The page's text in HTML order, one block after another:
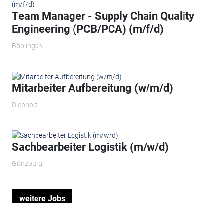
Team Manager - Supply Chain Quality
Engineering (PCB/PCA) (m/f/d)
Böblingen
Mitarbeiter Aufbereitung (w/m/d)
Diepholz
Sachbearbeiter Logistik (m/w/d)
Günzburg
weitere Jobs